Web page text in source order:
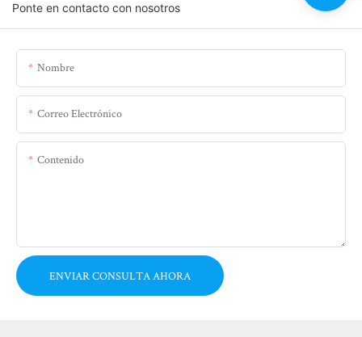
Ponte en contacto con nosotros
Nombre
Correo Electrónico
Contenido
ENVIAR CONSULTA AHORA